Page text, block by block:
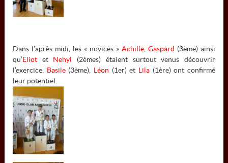
COLMAR JUDO
6 RUE MATHIAS GRUNEWALD - 68000 COLMAR
Tél:03 67 10 07 55
Mail:colmarjudo@gmail.com
À NE PAS MANQUER
Actualités
Dans l’après-midi, les « novices »Achille,Gaspard (3ème) ainsi
qu’Eliotet Nehyl
(2èmes) étaient surtout venus découvrir
l’exercice. Basile (3ème), Léon (1er) et Lila (1ère) ont confirmé
leur potentiel.